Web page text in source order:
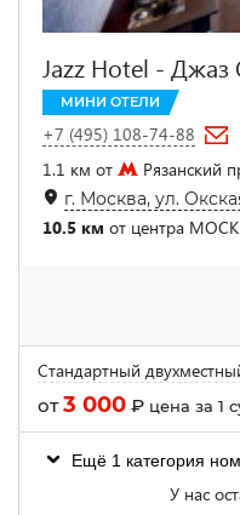
Jazz Hotel - Джаз
МИНИ ОТЕЛИ
+7 (495) 108-74-88
1.1 км от
Рязанский
г. Москва, ул.
10.5 км от центра
Стандартный
от3 000 ₽ цена за 1
Ещё 1 категория
У нас